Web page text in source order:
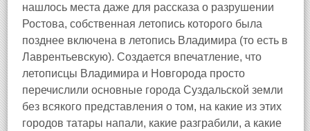
нашлось места даже для рассказа о разрушении
Ростова, собственная летопись которого была
позднее включена в летопись Владимира (то есть в
Лаврентьевскую). Создается впечатление, что
летописцы Владимира и Новгорода просто
перечислили основные города Суздальской земли
без всякого представления о том, на какие из этих
городов татары напали, какие разграбили, а какие